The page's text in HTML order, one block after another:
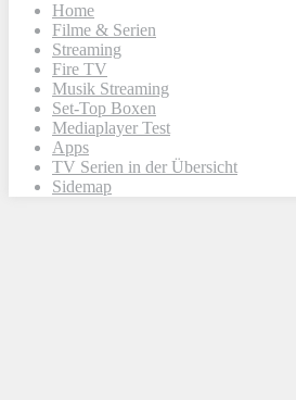
Home
Filme & Serien
Streaming
Fire TV
Musik Streaming
Set-Top Boxen
Mediaplayer Test
Apps
TV Serien in der Übersicht
Sidemap